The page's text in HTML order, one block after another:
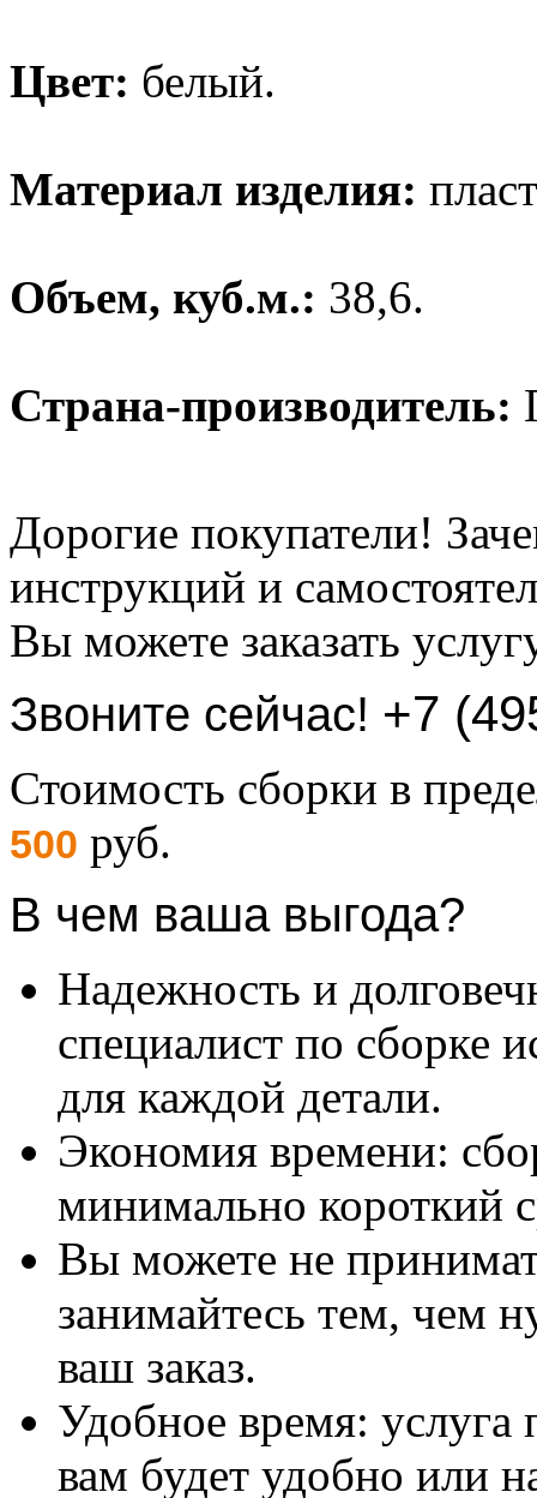
Цвет: белый.
Материал изделия:
Объем, куб.м.: 38,6.
Страна-производитель:
Дорогие покупатели!
инструкций и
Вы можете заказать
Звоните сейчас! +7
Стоимость сборки в
500 руб.
В чем ваша выгода?
Надежность и
специалист по сборке
для каждой детали.
Экономия времени:
минимально короткий
Вы можете не
занимайтесь тем, чем
ваш заказ.
Удобное время: услуга
вам будет удобно или